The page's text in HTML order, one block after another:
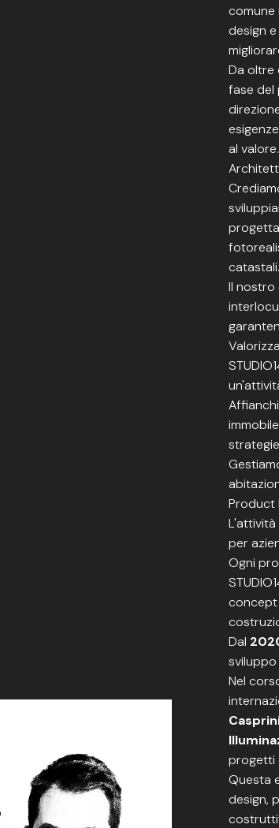
comune
design
Da oltre
fase del
al valore.
catastali.
Il
Product
per
Ogni
concept
Dal
sviluppo
Nel
progetti
Questa
design,